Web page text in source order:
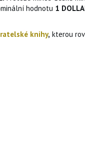
hodnotu 1
knihy, kterou